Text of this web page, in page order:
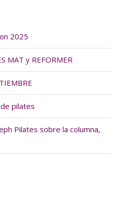
2025
MAT y REFORMER
pilates
Pilates sobre la columna,